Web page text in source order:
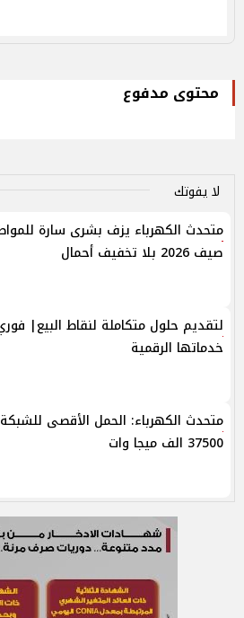
محتوى مدفوع
لا يفوتك
متحدث الكهرباء يزف بشرى سارة
صيف 2026 بلا تخفيف أحمال
لتقديم حلول متكاملة لنقاط البيع|
خدماتها الرقمية
متحدث الكهرباء: الحمل الأقصى
37500 الف ميجا وات